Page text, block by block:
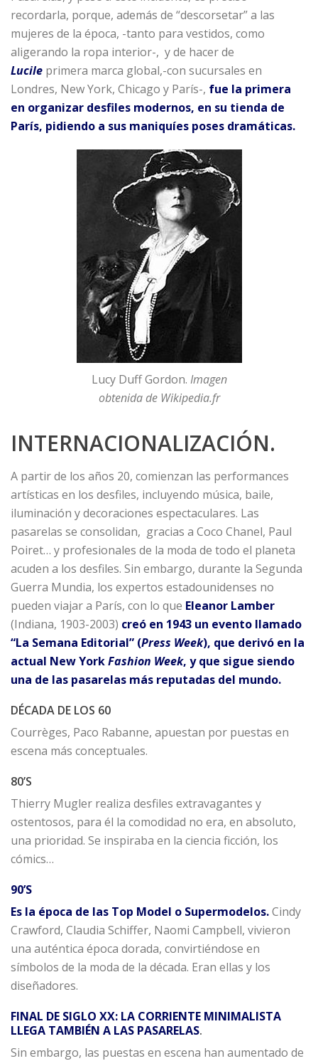
recordarla, porque, además de “descorsetar” a las
mujeres de la época, -tanto para vestidos, como
aligerando la ropa interior-, y de hacer de
Lucile primera marca global,-con sucursales en
Londres, New York, Chicago y París-, fue la primera
en organizar desfiles modernos, en su tienda de
París, pidiendo a sus maniquíes poses dramáticas.
Lucy Duff Gordon. Imagen
obtenida de Wikipedia.fr
INTERNACIONALIZACIÓN.
A partir de los años 20, comienzan las performances
artísticas en los desfiles, incluyendo música, baile,
iluminación y decoraciones espectaculares. Las
pasarelas se consolidan, gracias a Coco Chanel, Paul
Poiret… y profesionales de la moda de todo el planeta
acuden a los desfiles. Sin embargo, durante la Segunda
Guerra Mundia, los expertos estadounidenses no
pueden viajar a París, con lo que Eleanor Lamber
(Indiana, 1903-2003) creó en 1943 un evento llamado
“La Semana Editorial” (Press Week), que derivó en la
actual New YorkFashion Week, y que sigue siendo
una de las pasarelas más reputadas del mundo.
DÉCADA DE LOS 60
Courrèges, Paco Rabanne, apuestan por puestas en
escena más conceptuales.
80’S
Thierry Mugler realiza desfiles extravagantes y
ostentosos, para él la comodidad no era, en absoluto,
una prioridad. Se inspiraba en la ciencia ficción, los
cómics…
90’S
Es la época de las Top Model o Supermodelos.Cindy
Crawford, Claudia Schiffer, Naomi Campbell, vivieron
una auténtica época dorada, convirtiéndose en
símbolos de la moda de la década. Eran ellas y los
diseñadores.
FINAL DE SIGLO XX: LA CORRIENTE MINIMALISTA
LLEGA TAMBIÉN A LAS PASARELAS.
Sin embargo, las puestas en escena han aumentado de